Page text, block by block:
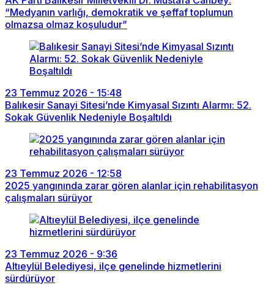
“Medyanın varlığı, demokratik ve şeffaf toplumun
olmazsa olmaz koşuludur”
23 Temmuz 2026 - 15:48
Balıkesir Sanayi Sitesi’nde Kimyasal Sızıntı Alarmı: 52.
Sokak Güvenlik Nedeniyle Boşaltıldı
23 Temmuz 2026 - 12:58
2025 yangınında zarar gören alanlar için rehabilitasyon
çalışmaları sürüyor
23 Temmuz 2026 - 9:36
Altıeylül Belediyesi, ilçe genelinde hizmetlerini
sürdürüyor